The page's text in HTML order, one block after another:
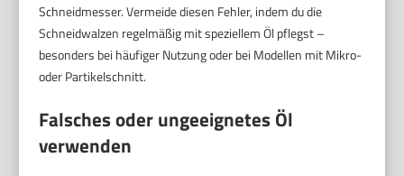
Schneidmesser. Vermeide diesen Fehler, indem du die
Schneidwalzen regelmäßig mit speziellem Öl pflegst –
besonders bei häufiger Nutzung oder bei Modellen mit Mikro-
oder Partikelschnitt.
Falsches oder ungeeignetes Öl
verwenden